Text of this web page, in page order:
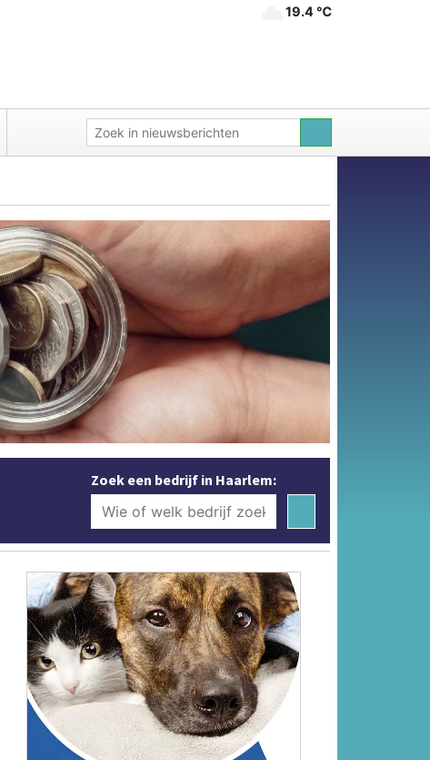
19.4 ℃
Zoek een bedrijf in Haarlem: